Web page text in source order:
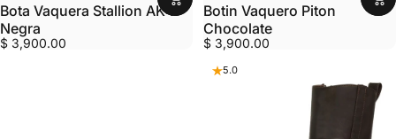
Bota Vaquera Stallion AK47
Negra
$ 3,900.00
Botin Vaquero Piton
Chocolate
$ 3,900.00
5.0